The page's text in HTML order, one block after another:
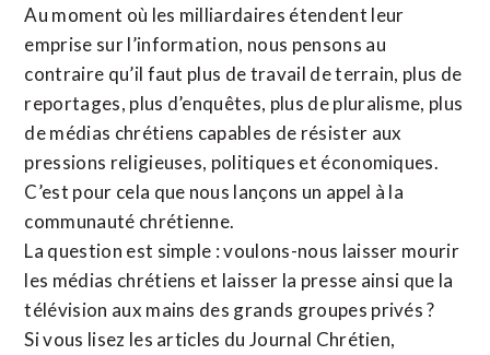
Au moment où les milliardaires étendent leur
emprise sur l’information, nous pensons au
contraire qu’il faut plus de travail de terrain, plus de
reportages, plus d’enquêtes, plus de pluralisme, plus
de médias chrétiens capables de résister aux
pressions religieuses, politiques et économiques.
C’est pour cela que nous lançons un appel à la
communauté chrétienne.
La question est simple : voulons-nous laisser mourir
les médias chrétiens et laisser la presse ainsi que la
télévision aux mains des grands groupes privés ?
Si vous lisez les articles du Journal Chrétien,